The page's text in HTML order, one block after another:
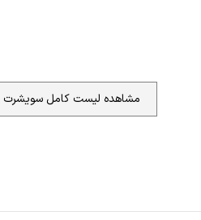
مشاهده لیست کامل سویشرت